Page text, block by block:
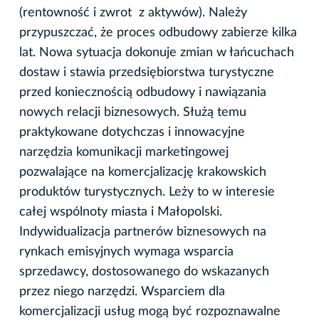
(rentowność i zwrot z aktywów). Należy
przypuszczać, że proces odbudowy zabierze kilka
lat. Nowa sytuacja dokonuje zmian w łańcuchach
dostaw i stawia przedsiębiorstwa turystyczne
przed koniecznością odbudowy i nawiązania
nowych relacji biznesowych. Służą temu
praktykowane dotychczas i innowacyjne
narzędzia komunikacji marketingowej
pozwalające na komercjalizację krakowskich
produktów turystycznych. Leży to w interesie
całej wspólnoty miasta i Małopolski.
Indywidualizacja partnerów biznesowych na
rynkach emisyjnych wymaga wsparcia
sprzedawcy, dostosowanego do wskazanych
przez niego narzędzi. Wsparciem dla
komercjalizacji usług mogą być rozpoznawalne